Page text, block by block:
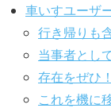
車いすユーザ
行き帰りも
当事者とし
存在をぜひ
これを機に